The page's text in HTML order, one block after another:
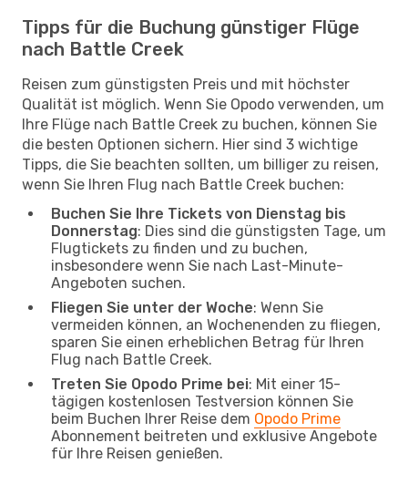
Tipps für die Buchung günstiger Flüge
nach Battle Creek
Reisen zum günstigsten Preis und mit höchster
Qualität ist möglich. Wenn Sie Opodo verwenden, um
Ihre Flüge nach Battle Creek zu buchen, können Sie
die besten Optionen sichern. Hier sind 3 wichtige
Tipps, die Sie beachten sollten, um billiger zu reisen,
wenn Sie Ihren Flug nach Battle Creek buchen:
Buchen Sie Ihre Tickets von Dienstag bis
Donnerstag: Dies sind die günstigsten Tage, um
Flugtickets zu finden und zu buchen,
insbesondere wenn Sie nach Last-Minute-
Angeboten suchen.
Fliegen Sie unter der Woche: Wenn Sie
vermeiden können, an Wochenenden zu fliegen,
sparen Sie einen erheblichen Betrag für Ihren
Flug nach Battle Creek.
Treten Sie Opodo Prime bei: Mit einer 15-
tägigen kostenlosen Testversion können Sie
beim Buchen Ihrer Reise dem Opodo Prime
Abonnement beitreten und exklusive Angebote
für Ihre Reisen genießen.